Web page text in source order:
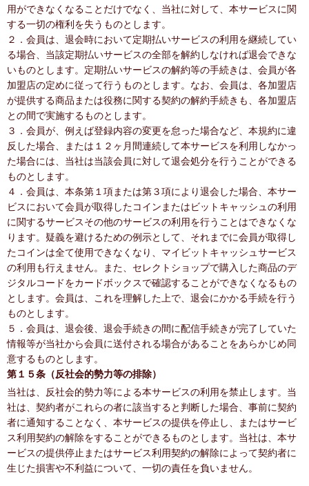
用ができなくなることだけでなく、当社に対して、本サービスに関
する一切の権利を失うものとします。
２．会員は、退会時において定期払いサービスの利用を継続してい
る場合、当該定期払いサービスの全部を解約しなければ退会できな
いものとします。定期払いサービスの解約等の手続きは、会員が各
加盟店の定めに従って行うものとします。なお、会員は、各加盟店
が提供する商品または役務に関する契約の解約手続きも、各加盟店
との間で実施するものとします。
３．会員が、例えば登録内容の変更を怠った場合など、本規約に違
反した場合、または１２ヶ月間連続して本サービスを利用しなかっ
た場合には、当社は当該会員に対して退会処分を行うことができる
ものとします。
４．会員は、本条第１項または第３項により退会した場合、本サー
ビスにおいて会員が取得したコインまたはビットキャッシュの利用
に関するサービスその他のサービスの利用を行うことはできなくな
ります。疑義を避けるための例示として、それまでに会員が取得し
たコインは全て使用できなくなり、マイビットキャッシュサービス
の利用も行えません。また、セレクトショップで購入した商品のデ
ジタルコードをカードボックスで確認することができなくなるもの
とします。会員は、これを理解した上で、退会にかかる手続を行う
ものとします。
５．会員は、退会後、退会手続きの間に配信手続きが完了していた
情報等が当社から会員に送付される場合があることをあらかじめ同
意するものとします。
第１５条（反社会的勢力等の排除）
当社は、反社会的勢力等による本サービスの利用を禁止します。当
社は、契約者がこれらの者に該当すると判断した場合、事前に契約
者に通知することなく、本サービスの提供を停止し、またはサービ
ス利用契約の解除をすることができるものとします。当社は、本サ
ービスの提供停止またはサービス利用契約の解除によって契約者に
生じた損害や不利益について、一切の責任を負いません。